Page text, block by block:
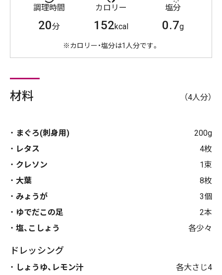
調理時間
20分
カロリー
152kcal
塩分
0.7g
※カロリー・塩分は1人分です。
材料 （4人分）
まぐろ(刺身用)
200g
レタス
4枚
クレソン
1束
大葉
8枚
みょうが
3個
ゆでだこの足
2本
塩、こしょう
各少々
ドレッシング
しょうゆ、レモン汁
各大さじ4